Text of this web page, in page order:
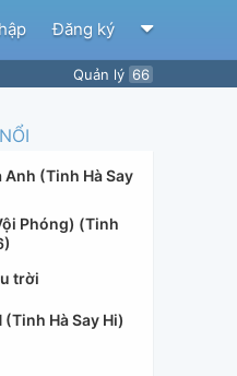
Đăng ký
Quản lý 66
Anh (Tinh Hà Say
Phóng) (Tinh
trời
(Tinh Hà Say Hi)